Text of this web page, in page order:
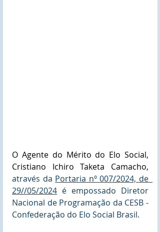
O Agente do Mérito do Elo Social,
através da Portaria nº 007/2024, de
29//05/2024 é empossado Diretor
Nacional de Programação da CESB -
Confederação do Elo Social Brasil.